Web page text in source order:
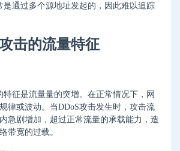
是通过多个源地址发起的，因此难以追踪
击的流量特征
特征是流量量的突增。在正常情况下，网
律或波动。当DDoS攻击发生时，攻击流
急剧增加，超过正常流量的承载能力，造
带宽的过载。